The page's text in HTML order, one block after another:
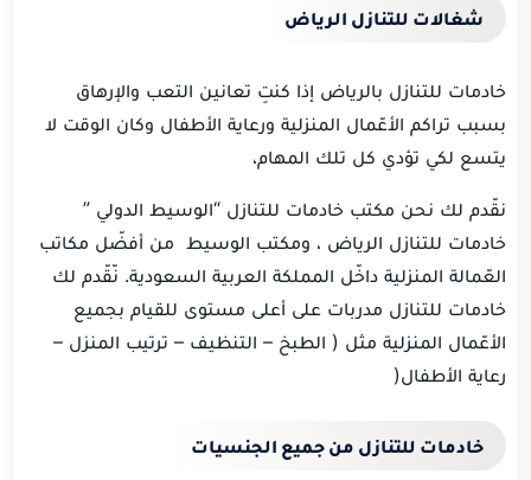
شغالات للتنازل الرياض
خادمات للتنازل بالرياض إذا كنتِ تعانين التعب والإرهاق
بسبب تراكم الأعّمال المنزلية ورعاية الأطفال وكان الوقت لا
يتسع لكي تؤدي كل تلك المهام،
نقّدم لك نحن مكتب خادمات للتنازل “الوسيط الدولي ”
خادمات للتنازل الرياض ، ومكتب الوسيط من أفضّل مكاتب
العّمالة المنزلية داخّل المملكة العربية السعودية. نّقّدم لك
خادمات للتنازل مدربات على أعلى مستوى للقيام بجميع
الأعّمال المنزلية مثل ( الطبخ – التنظيف – ترتيب المنزل –
رعاية الأطفال(
خادمات للتنازل من جميع الجنسيات